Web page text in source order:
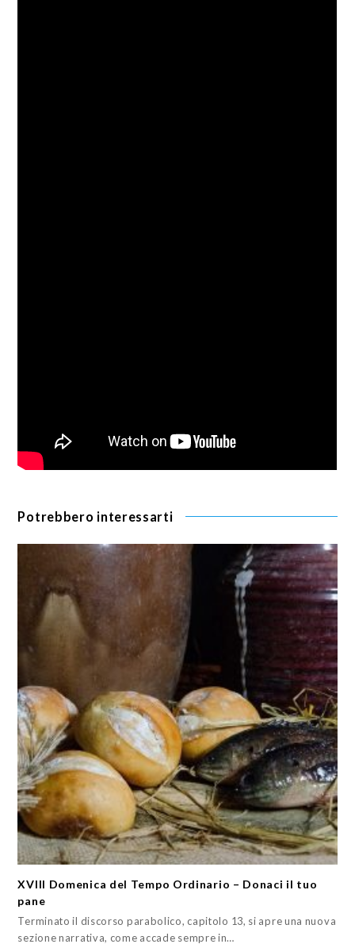
Potrebbero interessarti
XVIII Domenica del Tempo Ordinario – Donaci il tuo
pane
Terminato il discorso parabolico, capitolo 13, si apre una nuova
sezione narrativa, come accade sempre in…